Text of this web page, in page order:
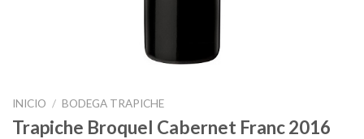
INICIO / BODEGA TRAPICHE
Trapiche Broquel Cabernet Franc 2016